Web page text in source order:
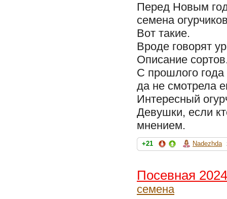
Перед Новым
семена
Вот такие.
Вроде говорят
Описание
С прошлого года
да не смотрела
Интересный
Девушки, если
мнением.
+21 Nadezhda
Посевная
семена